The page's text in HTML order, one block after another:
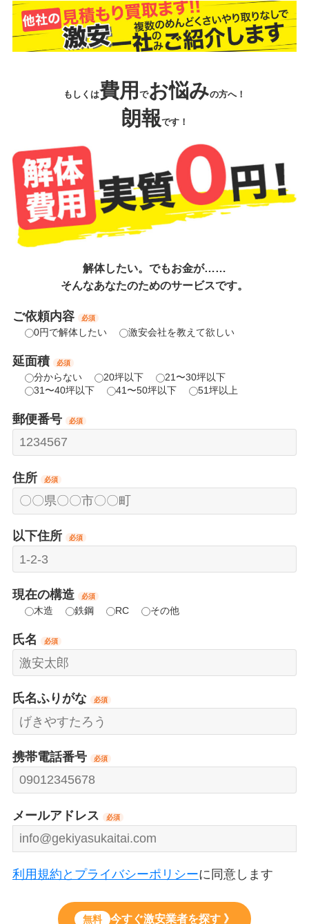
もしくは費用 でお悩みの方へ！
朗報です！
解体したい。でもお金が……
そんなあなたのためのサービスです。
ご依頼内容 必須
0円で解体したい 激安会社を教えて欲しい
延面積 必須
分からない 20坪以下
21〜30坪以下
31〜40坪以下
41〜50坪以下 51坪以上
郵便番号 必須
住所 必須
以下住所 必須
現在の構造 必須
木造 鉄鋼 RC その他
氏名 必須
氏名ふりがな 必須
携帯電話番号 必須
メールアドレス 必須
利用規約とプライバシーポリシーに同意します
無料 今すぐ激安業者を探す 》